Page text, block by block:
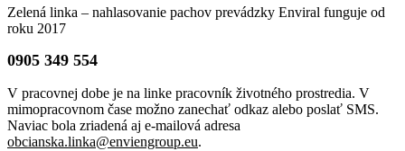
Zelená linka – nahlasovanie pachov prevádzky Enviral funguje od
roku 2017
0905 349 554
V pracovnej dobe je na linke pracovník životného prostredia. V
mimopracovnom čase možno zanechať odkaz alebo poslať SMS.
Naviac bola zriadená aj e-mailová adresa
obcianska.linka@enviengroup.eu.